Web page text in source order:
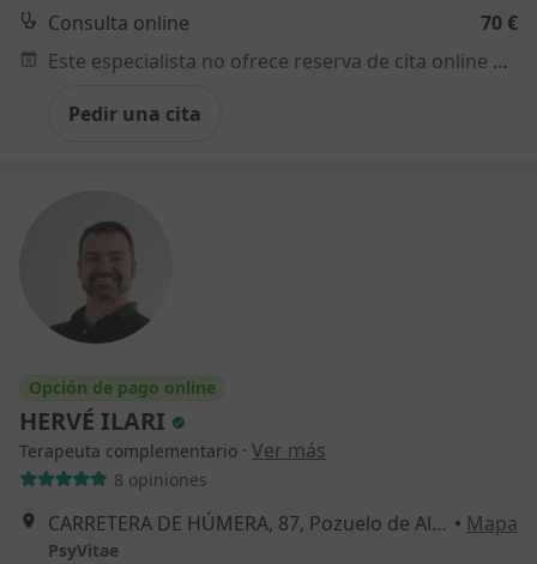
Consulta online
70 €
Este especialista no ofrece reserva de cita online en esta dirección.
Pedir una cita
Opción de pago online
HERVÉ ILARI
Terapeuta complementario · Ver más
8 opiniones
CARRETERA DE HÚMERA, 87, Pozuelo de Alarcón • Mapa
PsyVitae